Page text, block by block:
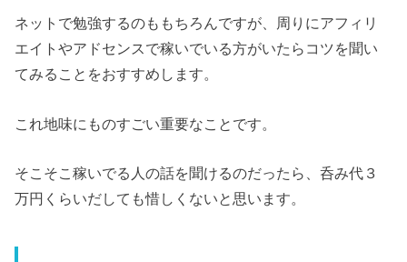
ネットで勉強するのももちろんですが、周りにアフィリ
エイトやアドセンスで稼いでいる方がいたらコツを聞い
てみることをおすすめします。
これ地味にものすごい重要なことです。
そこそこ稼いでる人の話を聞けるのだったら、呑み代３
万円くらいだしても惜しくないと思います。